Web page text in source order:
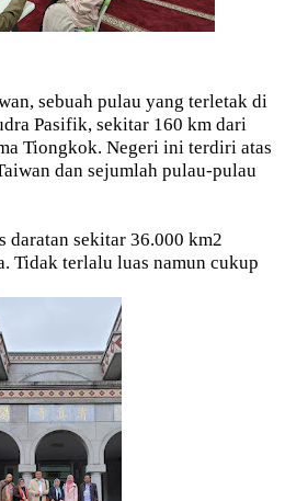
sebuah pulau yang terletak di
Pasifik, sekitar 160 km dari
Tiongkok. Negeri ini terdiri atas
dan sejumlah pulau-pulau
daratan sekitar 36.000 km2
Tidak terlalu luas namun cukup